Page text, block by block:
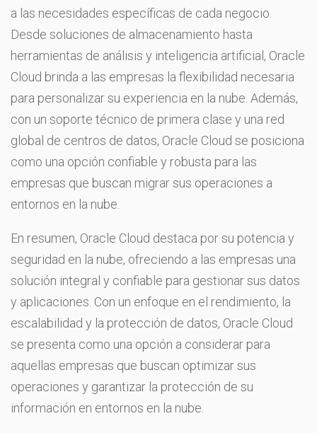
a las necesidades específicas de cada negocio.
Desde soluciones de almacenamiento hasta
herramientas de análisis y inteligencia artificial, Oracle
Cloud brinda a las empresas la flexibilidad necesaria
para personalizar su experiencia en la nube. Además,
con un soporte técnico de primera clase y una red
global de centros de datos, Oracle Cloud se posiciona
como una opción confiable y robusta para las
empresas que buscan migrar sus operaciones a
entornos en la nube.
En resumen, Oracle Cloud destaca por su potencia y
seguridad en la nube, ofreciendo a las empresas una
solución integral y confiable para gestionar sus datos
y aplicaciones. Con un enfoque en el rendimiento, la
escalabilidad y la protección de datos, Oracle Cloud
se presenta como una opción a considerar para
aquellas empresas que buscan optimizar sus
operaciones y garantizar la protección de su
información en entornos en la nube.